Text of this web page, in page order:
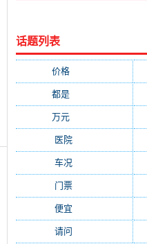
话题列表
价格
都是
万元
医院(647)
车况(582)
门票(564)
便宜
请问